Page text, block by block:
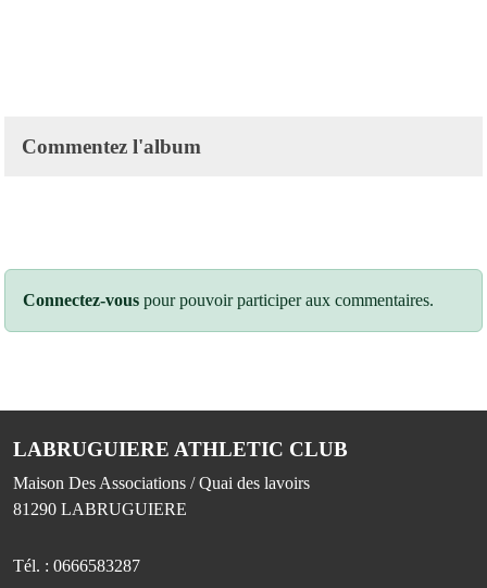
Commentez l'album
Connectez-vous pour pouvoir participer aux commentaires.
LABRUGUIERE ATHLETIC CLUB
Maison Des Associations / Quai des lavoirs
81290 LABRUGUIERE
Tél. : 0666583287